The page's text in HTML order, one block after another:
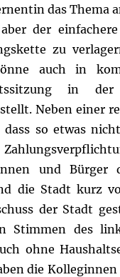
das Thema
der
zu
auch in
in der
Neben einer
so etwas
und Bürger
die Stadt kurz
der Stadt
Stimmen des
ohne
die